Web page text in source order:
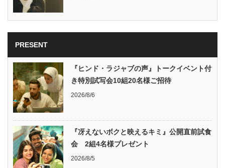
PRESENT
『ヒンド・ラジャブの声』トークイベント付
き特別試写会10組20名様ご招待
2026/8/6
『冴えないボクと映えるキミ』公開直前試食
会 2組4名様プレゼント
2026/8/5